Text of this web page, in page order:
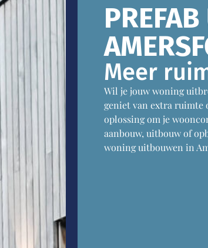
Meer
Wil je jouw woning
geniet van extra ruimte
oplossing om je
aanbouw, uitbouw of
woning uitbouwen in